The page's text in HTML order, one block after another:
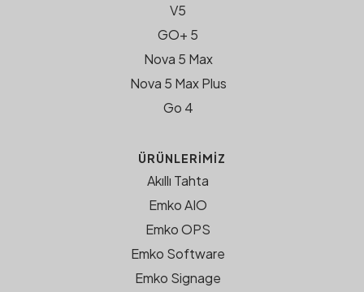
V5
GO+ 5
Nova 5 Max
Nova 5 Max Plus
Go 4
ÜRÜNLERIMIZ
Akıllı Tahta
Emko AIO
Emko OPS
Emko Software
Emko Signage